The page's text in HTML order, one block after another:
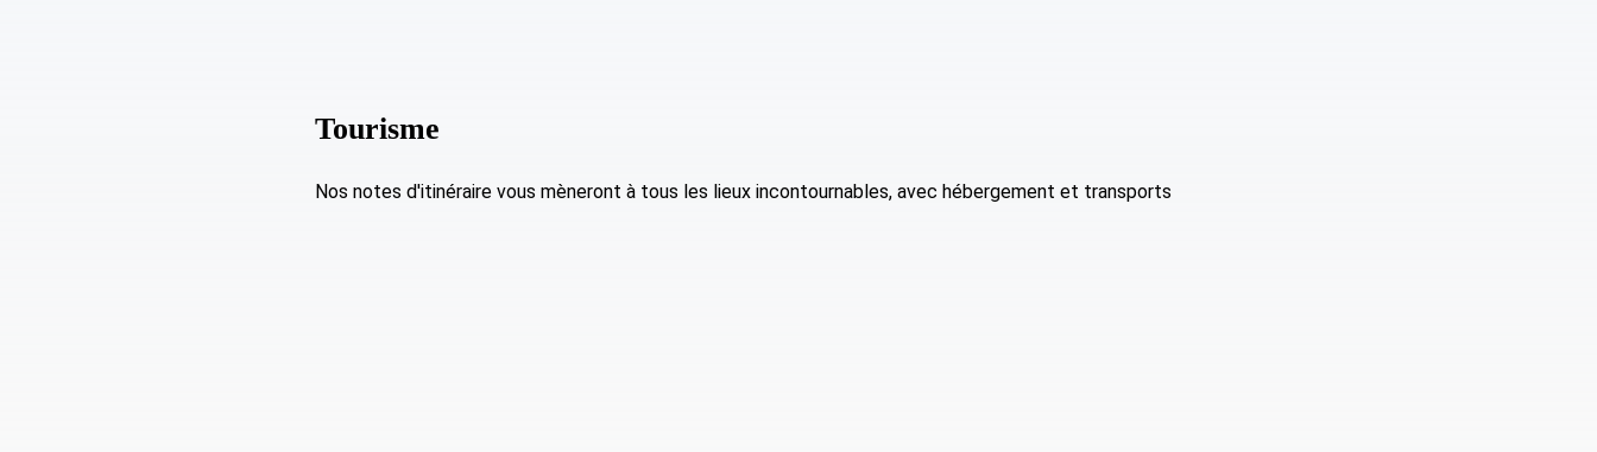
Tourisme
Nos notes d'itinéraire vous mèneront à tous les lieux incontournables, avec hébergement et transports